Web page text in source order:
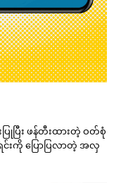
ပြီး ဖန်တီးထားတဲ့ ဝတ်စုံ
းကို ပြောပြလာတဲ့ အလှ